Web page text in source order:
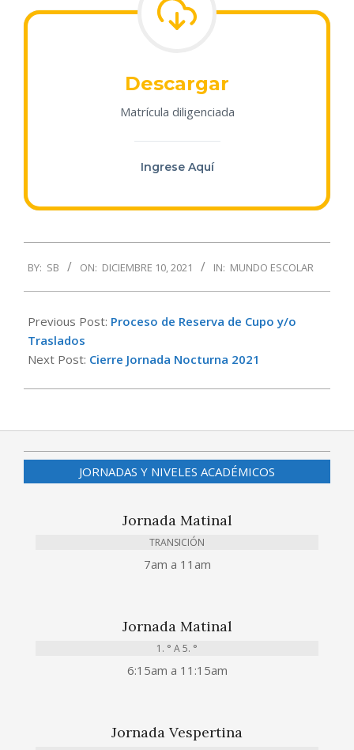
Descargar
Matrícula diligenciada
Ingrese Aquí
12-
10
BY: SB ON: DICIEMBRE 10, 2021 IN: MUNDO ESCOLAR
Previous Post: Proceso de Reserva de Cupo y/o
Traslados
Next Post: Cierre Jornada Nocturna 2021
JORNADAS Y NIVELES ACADÉMICOS
Jornada Matinal
TRANSICIÓN
7am a 11am
Jornada Matinal
1. ° A 5. °
6:15am a 11:15am
Jornada Vespertina